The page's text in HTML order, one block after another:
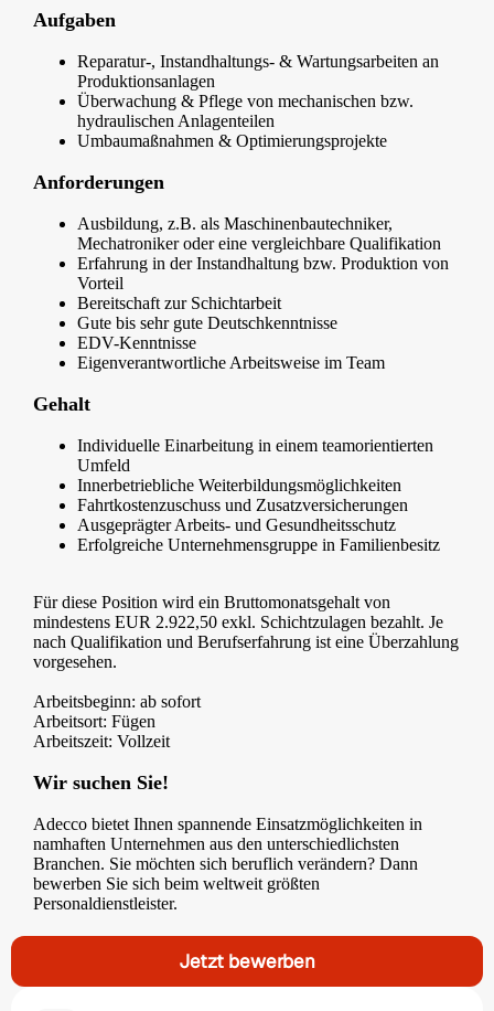
Aufgaben
Reparatur-, Instandhaltungs- & Wartungsarbeiten an
Produktionsanlagen
Überwachung & Pflege von mechanischen bzw.
hydraulischen Anlagenteilen
Umbaumaßnahmen & Optimierungsprojekte
Anforderungen
Ausbildung, z.B. als Maschinenbautechniker,
Mechatroniker oder eine vergleichbare Qualifikation
Erfahrung in der Instandhaltung bzw. Produktion von
Vorteil
Bereitschaft zur Schichtarbeit
Gute bis sehr gute Deutschkenntnisse
EDV-Kenntnisse
Eigenverantwortliche Arbeitsweise im Team
Gehalt
Individuelle Einarbeitung in einem teamorientierten
Umfeld
Innerbetriebliche Weiterbildungsmöglichkeiten
Fahrtkostenzuschuss und Zusatzversicherungen
Ausgeprägter Arbeits- und Gesundheitsschutz
Erfolgreiche Unternehmensgruppe in Familienbesitz
Für diese Position wird ein Bruttomonatsgehalt von
mindestens EUR 2.922,50 exkl. Schichtzulagen bezahlt. Je
nach Qualifikation und Berufserfahrung ist eine Überzahlung
vorgesehen.
Arbeitsbeginn: ab sofort
Arbeitsort: Fügen
Arbeitszeit: Vollzeit
Wir suchen Sie!
Adecco bietet Ihnen spannende Einsatzmöglichkeiten in
namhaften Unternehmen aus den unterschiedlichsten
Branchen. Sie möchten sich beruflich verändern? Dann
bewerben Sie sich beim weltweit größten
Personaldienstleister.
Jetzt bewerben